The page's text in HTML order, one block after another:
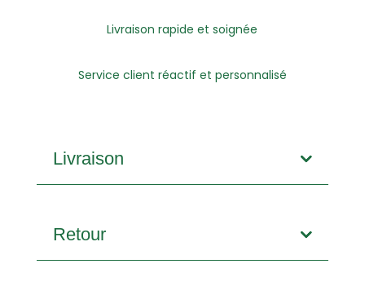
Livraison rapide et soignée
Service client réactif et personnalisé
Livraison
Retour